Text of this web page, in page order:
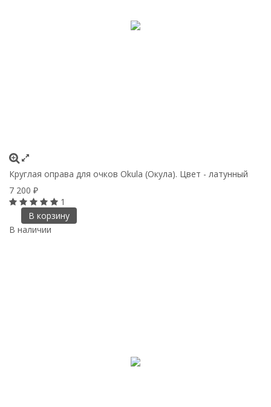
Круглая оправа для очков Okula (Окула). Цвет - латунный
7 200 ₽
1
В корзину
В наличии